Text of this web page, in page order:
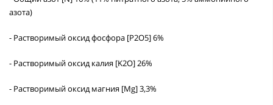
азота)
- Растворимый оксид фосфора [P2O5] 6%
- Растворимый оксид калия [K2O] 26%
- Растворимый оксид магния [Mg] 3,3%